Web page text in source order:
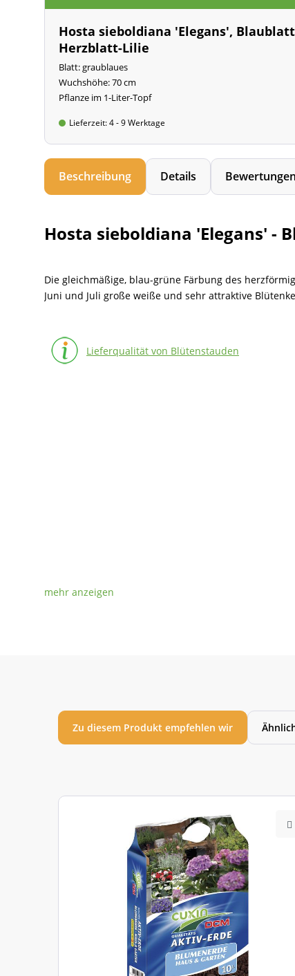
Hosta sieboldiana 'Elegans',
Herzblatt-Lilie
Blatt: graublaues
Wuchshöhe: 70 cm
Pflanze im 1-Liter-Topf
Lieferzeit: 4 - 9 Werktage
Beschreibung Details Bewertungen
Hosta sieboldiana 'Elegans' -
Die gleichmäßige, blau-grüne Färbung des
Juni und Juli große weiße und sehr attraktive
Lieferqualität von Blütenstauden
Zu diesem Produkt empfehlen wir